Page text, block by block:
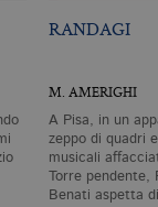
RANDAGI
M. AMERIGHI
A Pisa, in un
zeppo di quadri
musicali
Torre pendente,
Benati aspetta di